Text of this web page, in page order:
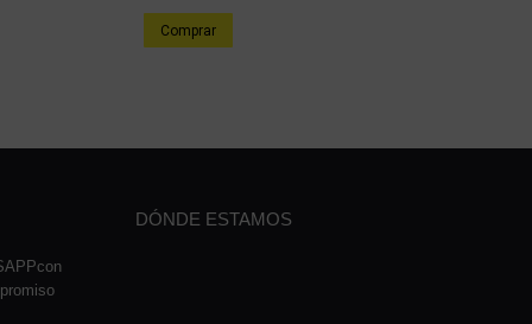
Comprar
DÓNDE ESTAMOS